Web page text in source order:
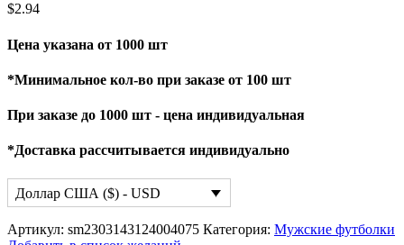
$2.94
Цена указана от 1000 шт
*Минимальное кол-во при заказе от 100 шт
При заказе до 1000 шт - цена индивидуальная
*Доставка рассчитывается индивидуально
Доллар США ($) - USD
Артикул: sm2303143124004075 Категория: Мужские футболки